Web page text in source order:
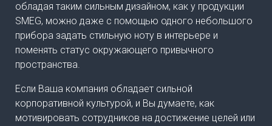
обладая таким сильным дизайном, как у продукции
SMEG, можно даже с помощью одного небольшого
прибора задать стильную ноту в интерьере и
поменять статус окружающего привычного
пространства.
Если Ваша компания обладает сильной
корпоративной культурой, и Вы думаете, как
мотивировать сотрудников на достижение целей или